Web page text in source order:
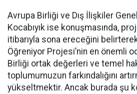
Avrupa Birliği ve Dış İlişkiler
Kocabıyık ise konuşmasında,
itibarıyla sona ereceğini
Öğreniyor Projesi’nin en önemli
Birliği ortak değerleri ve temel
toplumumuzun farkındalığını
yükseltmektir. Ancak burada şu